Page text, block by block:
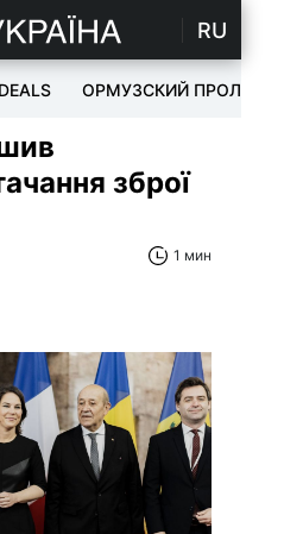
RU
ОРМУЗСКИЙ ПРОЛИВ
зброї
1 мин